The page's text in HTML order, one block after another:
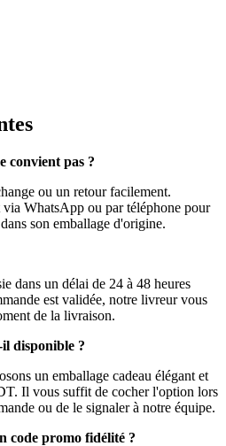
convient pas ?
ou un retour facilement.
WhatsApp ou par téléphone pour
son emballage d'origine.
dans un délai de 24 à 48 heures
est validée, notre livreur vous
de la livraison.
il disponible ?
un emballage cadeau élégant et
Il vous suffit de cocher l'option lors
ou de le signaler à notre équipe.
code promo fidélité ?